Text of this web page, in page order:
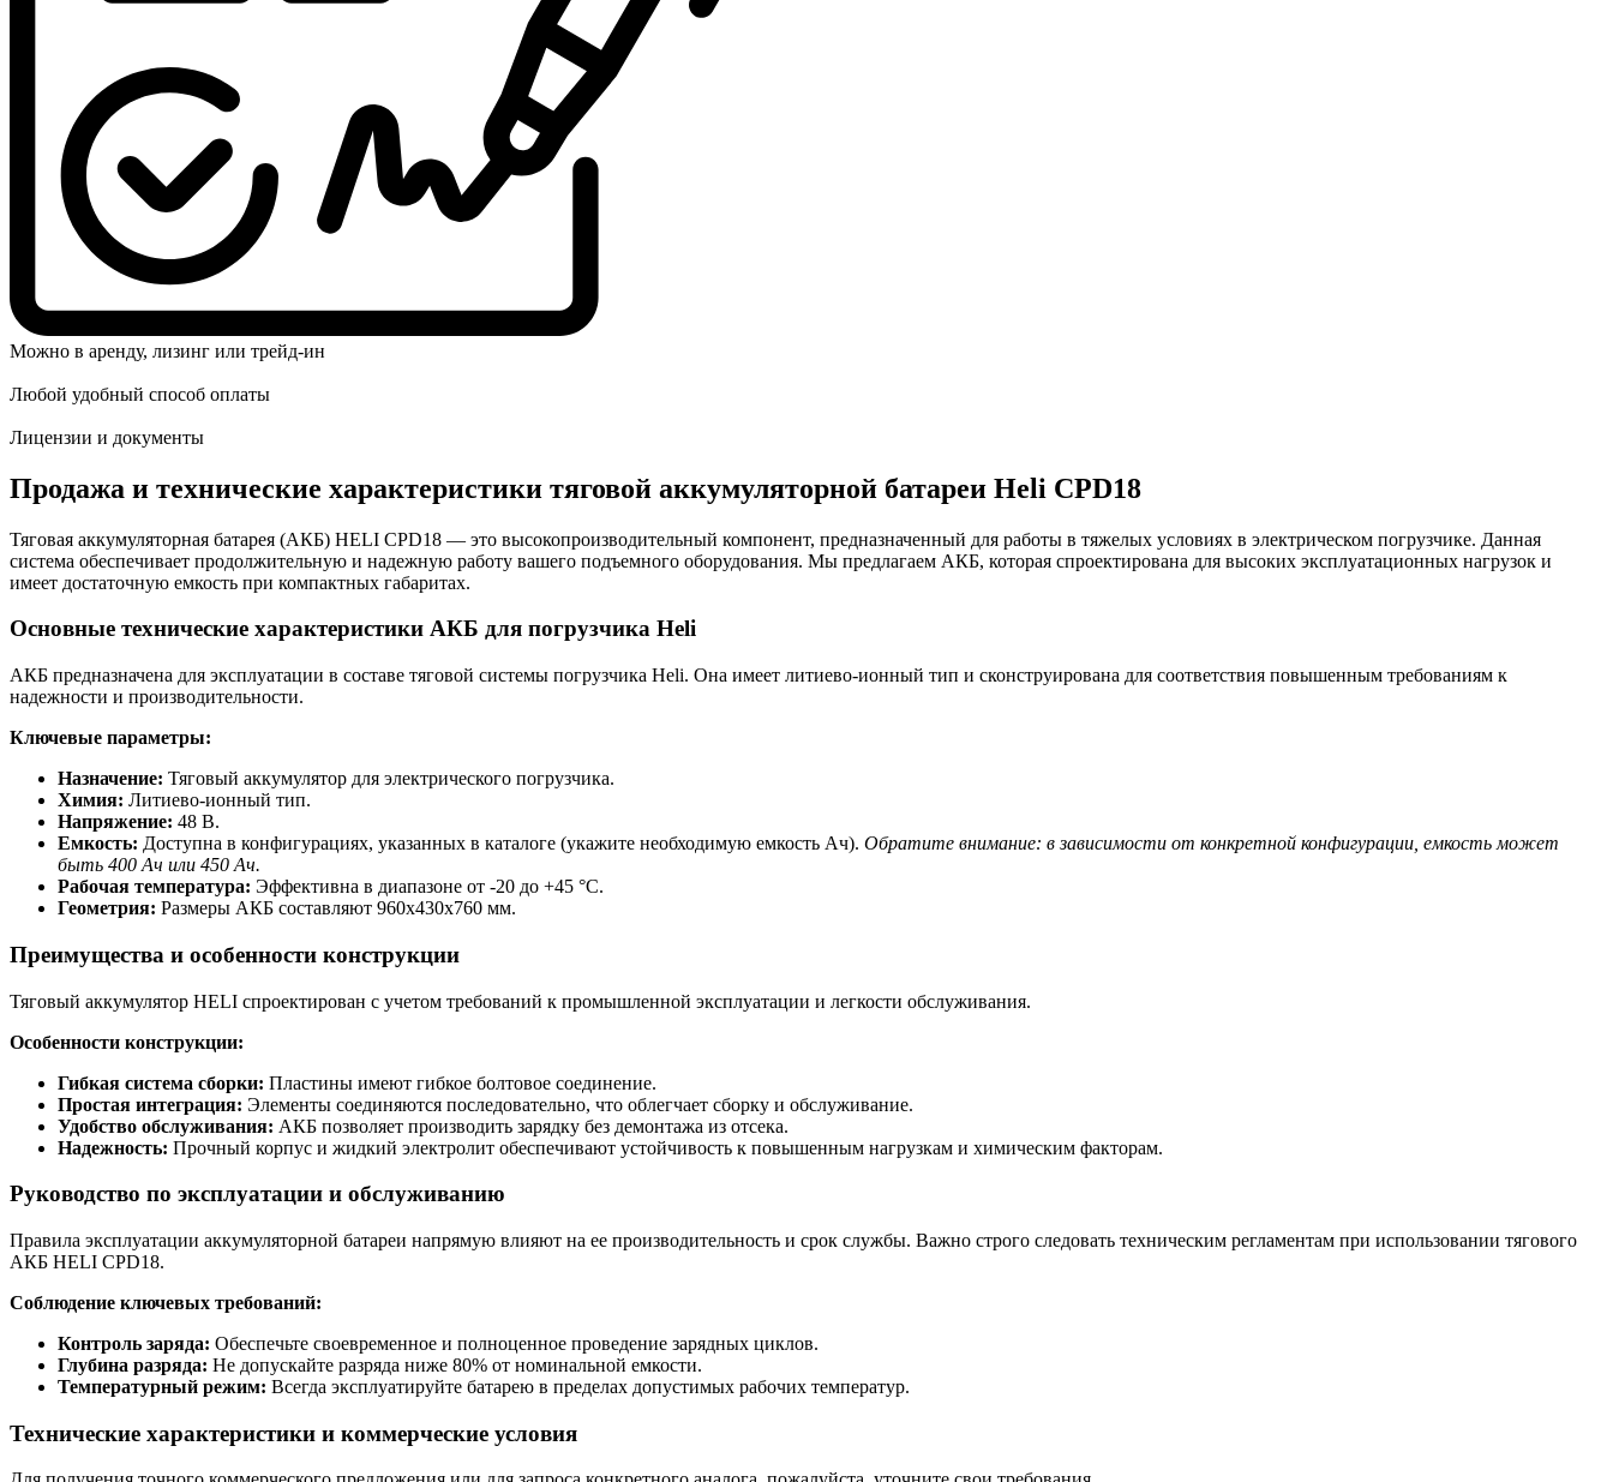
Можно в аренду, лизинг или трейд-ин
Любой удобный способ оплаты
Лицензии и документы
Продажа и технические характеристики тяговой аккумуляторной батареи Heli CPD18
Тяговая аккумуляторная батарея (АКБ) HELI CPD18 — это высокопроизводительный компонент, предназначенный для работы в тяжелых условиях в электрическом погрузчике. Данная
система обеспечивает продолжительную и надежную работу вашего подъемного оборудования. Мы предлагаем АКБ, которая спроектирована для высоких эксплуатационных нагрузок и
имеет достаточную емкость при компактных габаритах.
Основные технические характеристики АКБ для погрузчика Heli
АКБ предназначена для эксплуатации в составе тяговой системы погрузчика Heli. Она имеет литиево-ионный тип и сконструирована для соответствия повышенным требованиям к
надежности и производительности.
Ключевые параметры:
Назначение: Тяговый аккумулятор для электрического погрузчика.
Химия: Литиево-ионный тип.
Напряжение: 48 В.
Емкость: Доступна в конфигурациях, указанных в каталоге (укажите необходимую емкость Ач). Обратите внимание: в зависимости от конкретной конфигурации, емкость может
быть 400 Ач или 450 Ач.
Рабочая температура: Эффективна в диапазоне от -20 до +45 °С.
Геометрия: Размеры АКБ составляют 960х430х760 мм.
Преимущества и особенности конструкции
Тяговый аккумулятор HELI спроектирован с учетом требований к промышленной эксплуатации и легкости обслуживания.
Особенности конструкции:
Гибкая система сборки: Пластины имеют гибкое болтовое соединение.
Простая интеграция: Элементы соединяются последовательно, что облегчает сборку и обслуживание.
Удобство обслуживания: АКБ позволяет производить зарядку без демонтажа из отсека.
Надежность: Прочный корпус и жидкий электролит обеспечивают устойчивость к повышенным нагрузкам и химическим факторам.
Руководство по эксплуатации и обслуживанию
Правила эксплуатации аккумуляторной батареи напрямую влияют на ее производительность и срок службы. Важно строго следовать техническим регламентам при использовании тягового
АКБ HELI CPD18.
Соблюдение ключевых требований:
Контроль заряда: Обеспечьте своевременное и полноценное проведение зарядных циклов.
Глубина разряда: Не допускайте разряда ниже 80% от номинальной емкости.
Температурный режим: Всегда эксплуатируйте батарею в пределах допустимых рабочих температур.
Технические характеристики и коммерческие условия